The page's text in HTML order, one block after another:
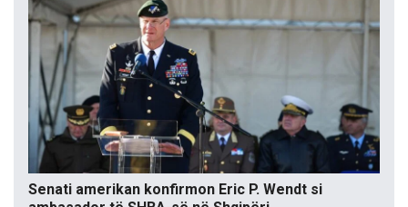
Senati amerikan konfirmon Eric P. Wendt si